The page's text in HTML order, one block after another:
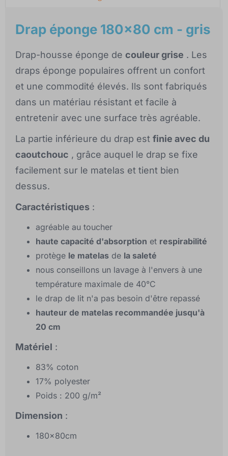
Drap éponge 180x80 cm - gris
Drap-housse éponge de couleur grise . Les
draps éponge populaires offrent un confort
et une commodité élevés. Ils sont fabriqués
dans un matériau résistant et facile à
entretenir avec une surface très agréable.
La partie inférieure du drap est finie avec du
caoutchouc , grâce auquel le drap se fixe
facilement sur le matelas et tient bien
dessus.
Caractéristiques :
agréable au toucher
haute capacité d'absorption et respirabilité
protège le matelas de la saleté
nous conseillons un lavage à l'envers à une
température maximale de 40°C
le drap de lit n'a pas besoin d'être repassé
hauteur de matelas recommandée jusqu'à
20 cm
Matériel :
83% coton
17% polyester
Poids : 200 g/m²
Dimension :
180x80cm